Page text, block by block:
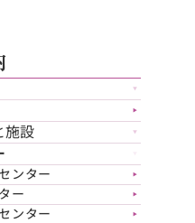
▼
▶︎
施設 ▼
ンター ▶︎
ー ▶︎
ンター ▶︎